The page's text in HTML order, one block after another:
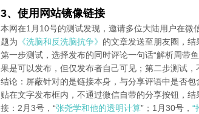
3、使用网站镜像链接
本网在1月10号的测试发现，邀请多位大陆用户在
题为 《洗脑和反洗脑抗争》 的文章发送至朋友圈，结
第一步测试，选择发布的同时评论一句话“解析周带
果是可以发布，但仅发布者自己可见；第二步测试
结论：屏蔽针对的是链接本身，与分享评语中是否
贴在文字发布框内，不通过微信自带的分享按钮，
接：2月3号，“张尧学和他的透明计算”；1月30号， “